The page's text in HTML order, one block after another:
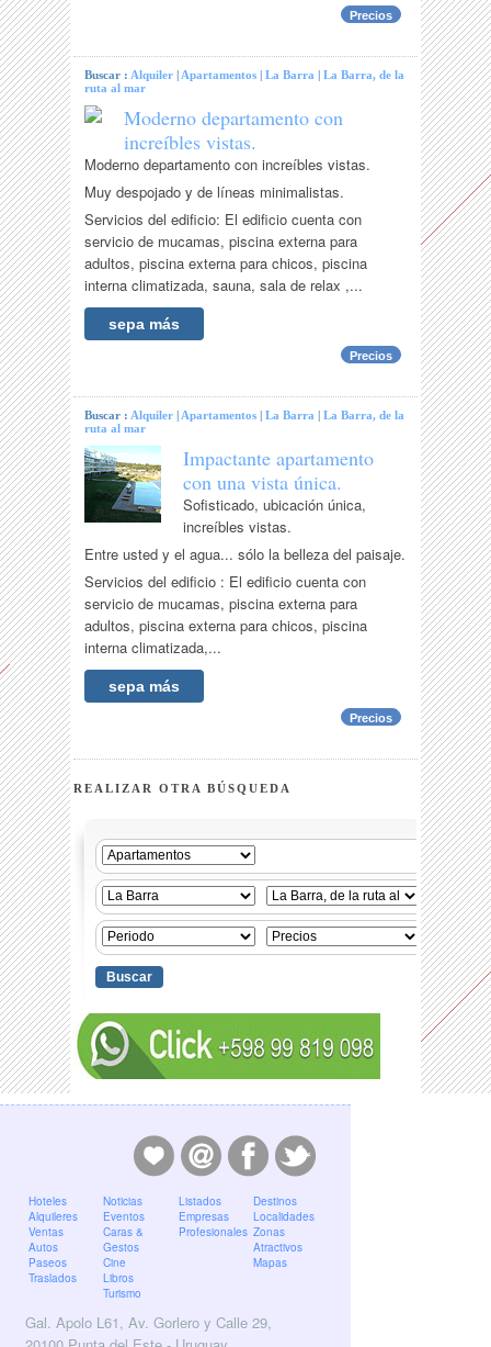
Precios
Buscar :Alquiler |Apartamentos |La Barra |La Barra, de la
ruta al mar
Moderno departamento con
increíbles vistas.
Moderno departamento con increíbles vistas.
Muy despojado y de líneas minimalistas.
Servicios del edificio: El edificio cuenta con
servicio de mucamas, piscina externa para
adultos, piscina externa para chicos, piscina
interna climatizada, sauna, sala de relax ,...
sepa más
Precios
Buscar :Alquiler |Apartamentos |La Barra |La Barra, de la
ruta al mar
Impactante apartamento
con una vista única.
Sofisticado, ubicación única,
increíbles vistas.
Entre usted y el agua... sólo la belleza del paisaje.
Servicios del edificio : El edificio cuenta con
servicio de mucamas, piscina externa para
adultos, piscina externa para chicos, piscina
interna climatizada,...
sepa más
Precios
REALIZAR OTRA BÚSQUEDA
Hoteles
Alquileres
Ventas
Autos
Paseos
Traslados
Noticias
Eventos
Caras &
Gestos
Cine
Libros
Turismo
Listados
Empresas
Profesionales
Destinos
Localidades
Zonas
Atractivos
Mapas
Gal. Apolo L61, Av. Gorlero y Calle 29,